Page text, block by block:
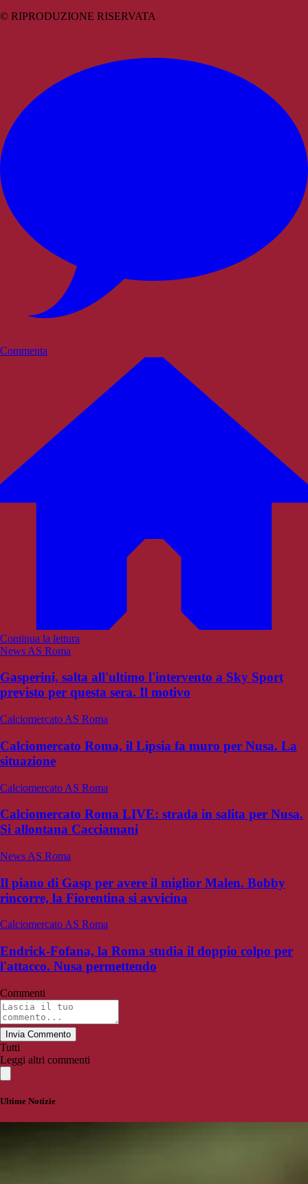
© RIPRODUZIONE RISERVATA
Commenta
Continua la lettura
News AS Roma
Gasperini, salta all'ultimo l'intervento a Sky Sport
previsto per questa sera. Il motivo
Calciomercato AS Roma
Calciomercato Roma, il Lipsia fa muro per Nusa. La
situazione
Calciomercato AS Roma
Calciomercato Roma LIVE: strada in salita per Nusa.
Si allontana Cacciamani
News AS Roma
Il piano di Gasp per avere il miglior Malen. Bobby
rincorre, la Fiorentina si avvicina
Calciomercato AS Roma
Endrick-Fofana, la Roma studia il doppio colpo per
l'attacco. Nusa permettendo
Commenti
Invia Commento
Tutti
Leggi altri commenti
Ultime Notizie